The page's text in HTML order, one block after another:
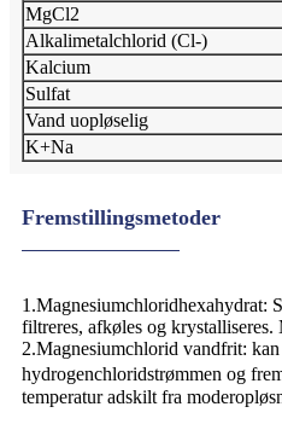
MgCl2
Alkalimetalchlorid (Cl-)
Kalcium
Sulfat
Vand uopløselig
K+Na
Fremstillingsmetoder
1.Magnesiumchloridhexahydrat:
filtreres, afkøles og krystalliseres.
2.Magnesiumchlorid vandfrit:
hydrogenchloridstrømmen og
temperatur adskilt fra